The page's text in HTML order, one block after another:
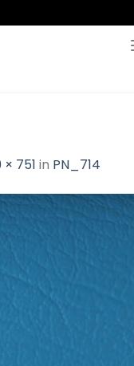
751 in PN_714